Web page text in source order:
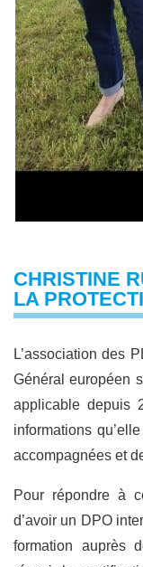
CHRISTINE
LA
L’association des
Général européen
applicable depuis
informations
accompagnées et
Pour répondre à
d’avoir un DPO
formation auprès